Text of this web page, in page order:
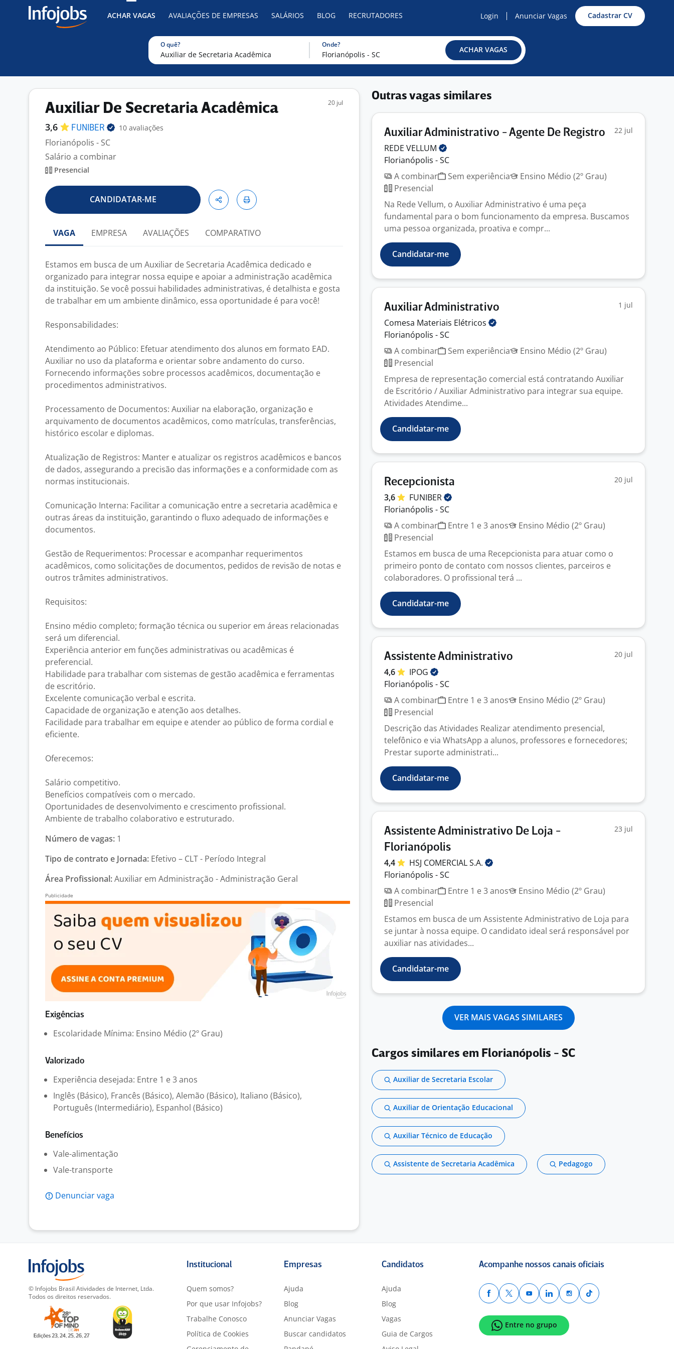
ACHAR VAGAS AVALIAÇÕES DE EMPRESAS SALÁRIOS BLOG RECRUTADORES Login Anunciar Vagas Cadastrar CV
O quê? Onde?
ACHAR VAGAS
Auxiliar De Secretaria Acadêmica
3,6 FUNIBER 10 avaliações
Florianópolis - SC
Salário a combinar
Presencial
20 jul
CANDIDATAR-ME
VAGA EMPRESA AVALIAÇÕES COMPARATIVO
Estamos em busca de um Auxiliar de Secretaria Acadêmica dedicado e
organizado para integrar nossa equipe e apoiar a administração acadêmica
da instituição. Se você possui habilidades administrativas, é detalhista e gosta
de trabalhar em um ambiente dinâmico, essa oportunidade é para você!
Responsabilidades:
Atendimento ao Público: Efetuar atendimento dos alunos em formato EAD.
Auxiliar no uso da plataforma e orientar sobre andamento do curso.
Fornecendo informações sobre processos acadêmicos, documentação e
procedimentos administrativos.
Processamento de Documentos: Auxiliar na elaboração, organização e
arquivamento de documentos acadêmicos, como matrículas, transferências,
histórico escolar e diplomas.
Atualização de Registros: Manter e atualizar os registros acadêmicos e bancos
de dados, assegurando a precisão das informações e a conformidade com as
normas institucionais.
Comunicação Interna: Facilitar a comunicação entre a secretaria acadêmica e
outras áreas da instituição, garantindo o fluxo adequado de informações e
documentos.
Gestão de Requerimentos: Processar e acompanhar requerimentos
acadêmicos, como solicitações de documentos, pedidos de revisão de notas e
outros trâmites administrativos.
Requisitos:
Ensino médio completo; formação técnica ou superior em áreas relacionadas
será um diferencial.
Experiência anterior em funções administrativas ou acadêmicas é
preferencial.
Habilidade para trabalhar com sistemas de gestão acadêmica e ferramentas
de escritório.
Excelente comunicação verbal e escrita.
Capacidade de organização e atenção aos detalhes.
Facilidade para trabalhar em equipe e atender ao público de forma cordial e
eficiente.
Oferecemos:
Salário competitivo.
Benefícios compatíveis com o mercado.
Oportunidades de desenvolvimento e crescimento profissional.
Ambiente de trabalho colaborativo e estruturado.
Número de vagas: 1
Tipo de contrato e Jornada: Efetivo – CLT - Período Integral
Área Profissional:Auxiliar em Administração - Administração Geral
Exigências
Escolaridade Mínima: Ensino Médio (2º Grau)
Valorizado
Experiência desejada: Entre 1 e 3 anos
Inglês (Básico), Francês (Básico), Alemão (Básico), Italiano (Básico),
Português (Intermediário), Espanhol (Básico)
Benefícios
Vale-alimentação
Vale-transporte
Denunciar vaga
Outras vagas similares
Auxiliar Administrativo - Agente De Registro 22 jul
REDE VELLUM
Florianópolis - SC
A combinar
Sem experiência
Ensino Médio (2º Grau)
Presencial
Na Rede Vellum, o Auxiliar Administrativo é uma peça
fundamental para o bom funcionamento da empresa. Buscamos
uma pessoa organizada, proativa e compr...
Candidatar-me
Auxiliar Administrativo 1 jul
Comesa Materiais Elétricos
Florianópolis - SC
A combinar
Sem experiência
Ensino Médio (2º Grau)
Presencial
Empresa de representação comercial está contratando Auxiliar
de Escritório / Auxiliar Administrativo para integrar sua equipe.
Atividades Atendime...
Candidatar-me
Recepcionista 20 jul
3,6
FUNIBER
Florianópolis - SC
A combinar
Entre 1 e 3 anos
Ensino Médio (2º Grau)
Presencial
Estamos em busca de uma Recepcionista para atuar como o
primeiro ponto de contato com nossos clientes, parceiros e
colaboradores. O profissional terá ...
Candidatar-me
Assistente Administrativo 20 jul
4,6
IPOG
Florianópolis - SC
A combinar
Entre 1 e 3 anos
Ensino Médio (2º Grau)
Presencial
Descrição das Atividades Realizar atendimento presencial,
telefônico e via WhatsApp a alunos, professores e fornecedores;
Prestar suporte administrati...
Candidatar-me
Assistente Administrativo De Loja -
Florianópolis
23 jul
4,4 HSJ COMERCIALS.A.
Florianópolis - SC
A combinar
Entre 1 e 3 anos
Ensino Médio (2º Grau)
Presencial
Estamos em busca de um Assistente Administrativo de Loja para
se juntar à nossa equipe. O candidato ideal será responsável por
auxiliar nas atividades...
Candidatar-me
VER MAIS VAGAS SIMILARES
Cargos similares em Florianópolis - SC
Auxiliar de Secretaria Escolar
Auxiliar de Orientação Educacional
Auxiliar Técnico de Educação
Assistente de Secretaria Acadêmica Pedagogo
© Infojobs Brasil Atividades de Internet, Ltda.
Todos os direitos reservados.
Institucional
Quem somos?
Por que usar Infojobs?
Trabalhe Conosco
Política de Cookies
Empresas
Ajuda
Blog
Anunciar Vagas
Buscar candidatos
Candidatos
Ajuda
Blog
Vagas
Guia de Cargos
Acompanhe nossos canais oficiais
Entre no grupo